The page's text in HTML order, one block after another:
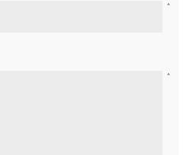
*
*